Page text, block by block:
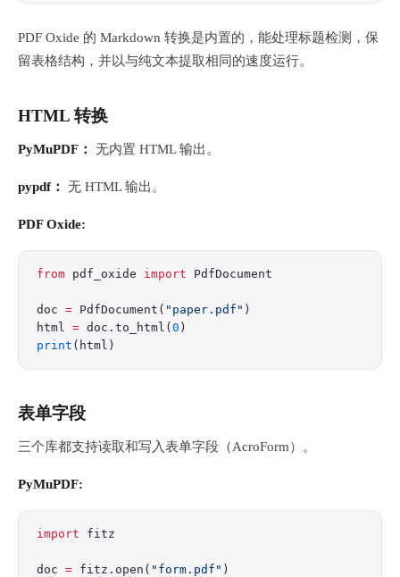
PDF Oxide 的 Markdown 转换是内置的，能处理标题检测，保
留表格结构，并以与纯文本提取相同的速度运行。
HTML 转换
PyMuPDF： 无内置 HTML 输出。
pypdf： 无 HTML 输出。
PDF Oxide:
from pdf_oxide import PdfDocument
doc = PdfDocument( "paper.pdf" )
html = doc.to_html( 0 )
print (html)
表单字段
三个库都支持读取和写入表单字段（AcroForm）。
PyMuPDF:
import fitz
doc = fitz.open( "form.pdf" )